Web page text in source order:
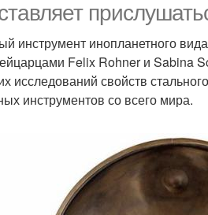
инструмент инопланетного
Felix Rohner и Sabina
исследований свойств
инструментов со всего мира.